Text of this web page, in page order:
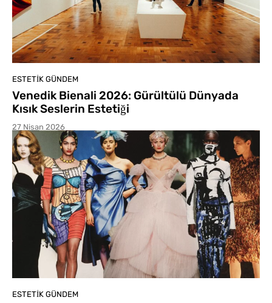
ESTETIK GÜNDEM
Venedik Bienali 2026: Gürültülü Dünyada
Kısık Seslerin Estetiği
27 Nisan 2026
ESTETIK GÜNDEM